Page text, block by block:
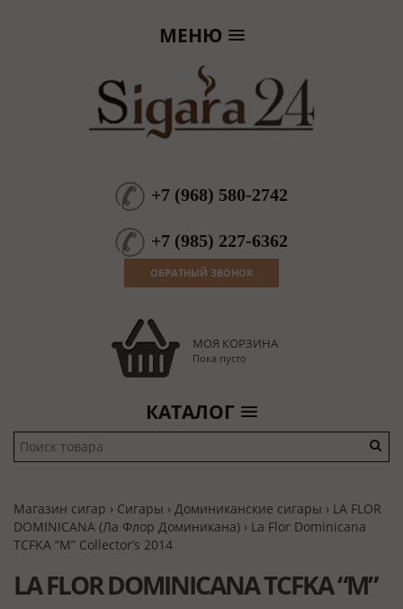
МЕНЮ
+7 (968) 580-2742
+7 (985) 227-6362
ОБРАТНЫЙ ЗВОНОК
МОЯ КОРЗИНА
Пока пусто
КАТАЛОГ
Магазин сигар › Сигары › Доминиканские сигары › LA FLOR
DOMINICANA (Ла Флор Доминикана) › La Flor Dominicana
TCFKA “M” Collector’s 2014
LA FLOR DOMINICANA TCFKA “M”